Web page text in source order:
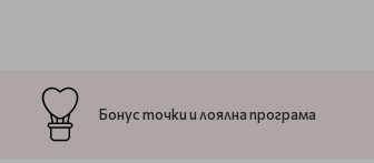
Бонус точки и лоялна програма